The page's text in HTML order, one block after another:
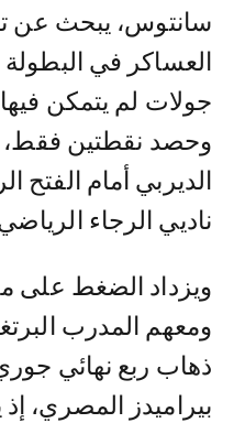
سانتوس، يبحث عن
العساكر في البطولة
جولات لم يتمكن
وحصد نقطتين فقط،
الديربي أمام الفتح
ناديي الرجاء
ويزداد الضغط على
ومعهم المدرب
ذهاب ربع نهائي
بيراميدز المصري،